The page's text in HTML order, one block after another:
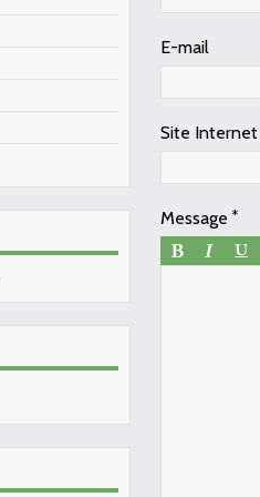
E-mail
Site Internet
Message